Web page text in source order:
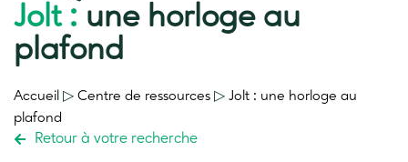
Jolt : une horloge au
plafond
Accueil ▷ Centre de ressources ▷ Jolt : une horloge au
plafond
Retour à votre recherche